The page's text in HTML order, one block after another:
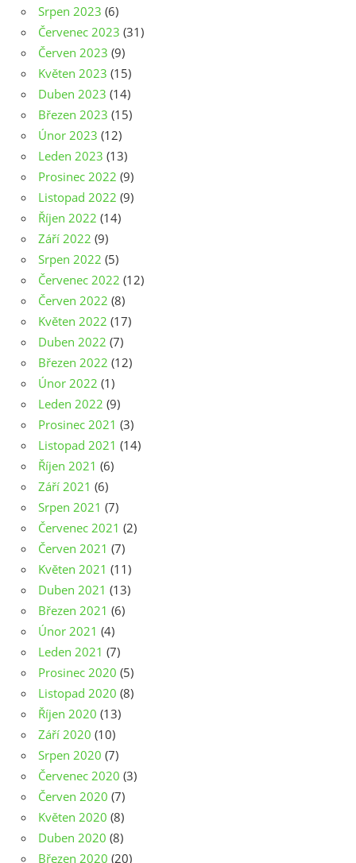
Srpen 2023 (6)
Červenec 2023 (31)
Červen 2023 (9)
Květen 2023 (15)
Duben 2023 (14)
Březen 2023 (15)
Únor 2023 (12)
Leden 2023 (13)
Prosinec 2022 (9)
Listopad 2022 (9)
Říjen 2022 (14)
Září 2022 (9)
Srpen 2022 (5)
Červenec 2022 (12)
Červen 2022 (8)
Květen 2022 (17)
Duben 2022 (7)
Březen 2022 (12)
Únor 2022 (1)
Leden 2022 (9)
Prosinec 2021 (3)
Listopad 2021 (14)
Říjen 2021 (6)
Září 2021 (6)
Srpen 2021 (7)
Červenec 2021 (2)
Červen 2021 (7)
Květen 2021 (11)
Duben 2021 (13)
Březen 2021 (6)
Únor 2021 (4)
Leden 2021 (7)
Prosinec 2020 (5)
Listopad 2020 (8)
Říjen 2020 (13)
Září 2020 (10)
Srpen 2020 (7)
Červenec 2020 (3)
Červen 2020 (7)
Květen 2020 (8)
Duben 2020 (8)
Březen 2020 (20)